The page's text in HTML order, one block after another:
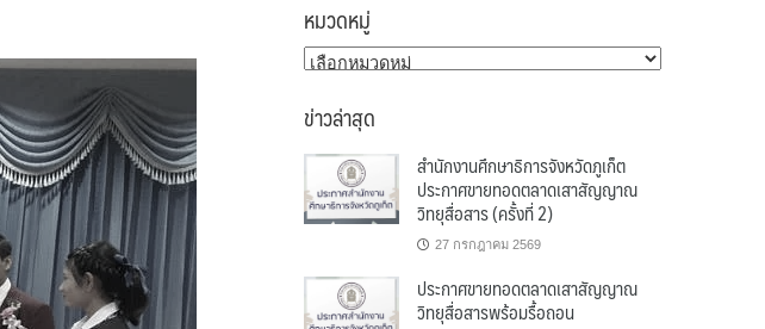
หมวดหมู่
หมวด
ข่าวล่าสุด
สำนักงานศึกษาธิการจังหวัดภูเก็ต
ประกาศขายทอดตลาดเสาสัญญาณ
วิทยุสื่อสาร (ครั้งที่ 2)
27 กรกฎาคม 2569
ประกาศขายทอดตลาดเสาสัญญาณ
วิทยุสื่อสารพร้อมรื้อถอน